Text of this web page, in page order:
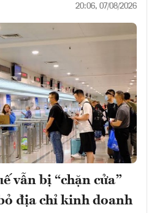
20:06, 07/08/2026
vẫn bị “chặn cửa”
địa chỉ kinh doanh